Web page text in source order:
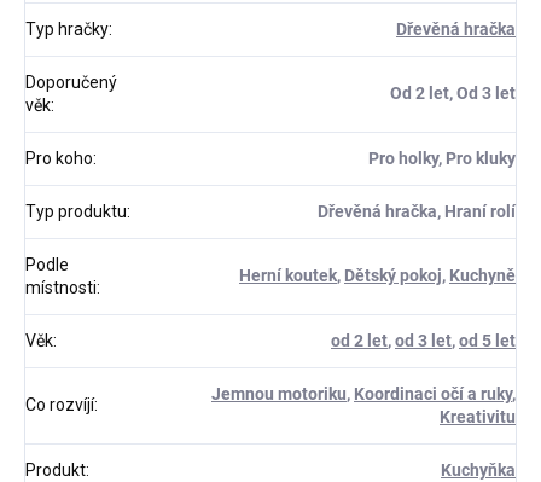
Typ hračky: Dřevěná hračka
Doporučený
věk:
Od 2 let, Od 3 let
Pro koho: Pro holky, Pro kluky
Typ produktu: Dřevěná hračka, Hraní rolí
Podle
místnosti:
Herní koutek, Dětský pokoj, Kuchyně
Věk: od 2 let,od 3 let,od 5 let
Co rozvíjí:
Jemnou motoriku, Koordinaci očí a ruky,
Kreativitu
Produkt: Kuchyňka